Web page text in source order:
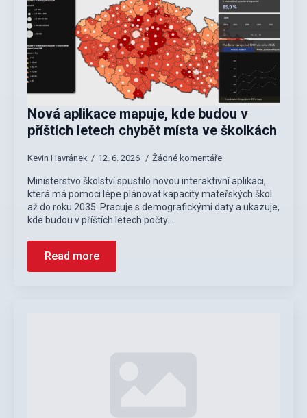
Nová aplikace mapuje, kde budou v
příštích letech chybět místa ve školkách
Kevin Havránek 12. 6. 2026 Žádné komentáře
Ministerstvo školství spustilo novou interaktivní aplikaci,
která má pomoci lépe plánovat kapacity mateřských škol
až do roku 2035. Pracuje s demografickými daty a ukazuje,
kde budou v příštích letech počty…
Read more